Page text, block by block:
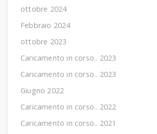
ottobre 2024
Febbraio 2024
ottobre 2023
Caricamento in corso.. 2023
Caricamento in corso.. 2023
Giugno 2022
Caricamento in corso.. 2022
Caricamento in corso.. 2021